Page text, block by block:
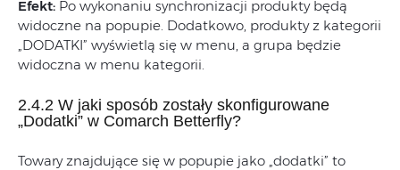
Efekt: Po wykonaniu synchronizacji produkty będą
widoczne na popupie. Dodatkowo, produkty z kategorii
„DODATKI” wyświetlą się w menu, a grupa będzie
widoczna w menu kategorii.
2.4.2 W jaki sposób zostały skonfigurowane
„Dodatki” w Comarch Betterfly?
Towary znajdujące się w popupie jako „dodatki” to